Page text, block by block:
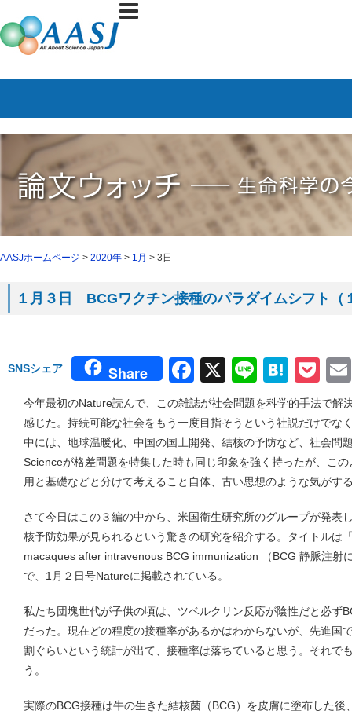
AASJホームページ > 2020年 > 1月 > 3日
１月３日 BCGワクチン接種のパラダイムシフト（
SNSシェア Share Facebook
X Line
今年最初のNature読んで、この雑誌が社会問題を科学的手法で解
感じた。持続可能な社会をもう一度目指そうという社説だけでな
中には、地球温暖化、中国の国土開発、結核の予防など、社会問
Scienceが格差問題を特集した時も同じ印象を強く持ったが、こ
用と基礎などと分けて考えること自体、古い思想のような気がす
さて今日はこの３編の中から、米国衛生研究所のグループが発表
核予防効果が見られるという驚きの研究を紹介する。タイトルは
macaques after intravenous BCG immunization （BCG 静脈注射
で、1月２日号Natureに掲載されている。
私たち団塊世代が子供の頃は、ツベルクリン反応が陰性だと必ず
だった。現在どの程度の接種率があるかはわからないが、先進国
割ぐらいという統計が出て、接種率は落ちていると思う。それで
う。
実際のBCG接種は牛の生きた結核菌（BCG）を皮膚に塗布した